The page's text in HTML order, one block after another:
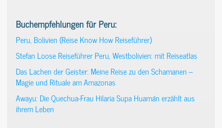
Buchempfehlungen für Peru:
Peru, Bolivien (Reise Know How Reiseführer)
Stefan Loose Reiseführer Peru, Westbolivien: mit Reiseatlas
Das Lachen der Geister: Meine Reise zu den Schamanen –
Magie und Rituale am Amazonas
Awayu: Die Quechua-Frau Hilaria Supa Huamán erzählt aus
ihrem Leben